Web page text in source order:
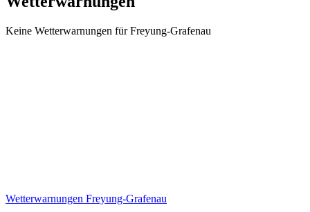
Keine Wetterwarnungen für Freyung-Grafenau
Wetterwarnungen Freyung-Grafenau